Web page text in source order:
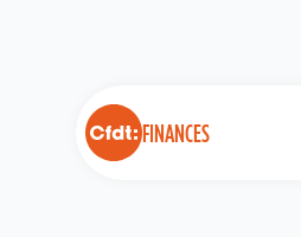
FINANCES